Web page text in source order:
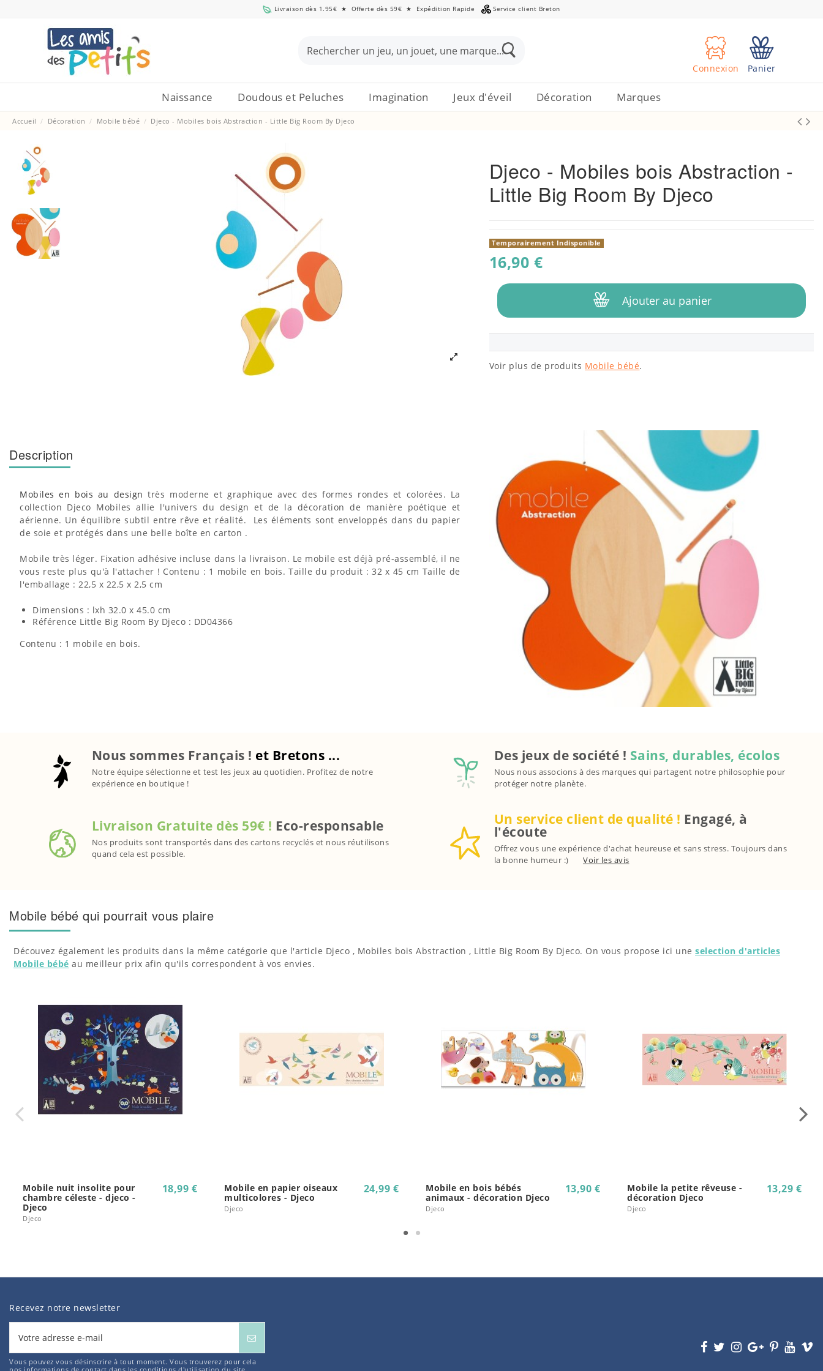
Livraison dès 1.95€ ★ Offerte dès 59€ ★ Expédition Rapide Service client Breton
Connexion Panier
Naissance Doudous et Peluches Imagination Jeux d'éveil Décoration Marques
Accueil Décoration Mobile bébé Djeco - Mobiles bois Abstraction - Little Big Room By Djeco
Djeco - Mobiles bois Abstraction -
Little Big Room By Djeco
Temporairement Indisponible
16,90 €
Ajouter au panier
Voir plus de produits Mobile bébé.
Description
Mobiles en bois au design très moderne et graphique avec des formes rondes et colorées. La
collection Djeco Mobiles allie l'univers du design et de la décoration de manière poétique et
aérienne. Un équilibre subtil entre rêve et réalité. Les éléments sont enveloppés dans du papier
de soie et protégés dans une belle boîte en carton .
Mobile très léger. Fixation adhésive incluse dans la livraison. Le mobile est déjà pré-assemblé, il ne
vous reste plus qu'à l'attacher ! Contenu : 1 mobile en bois. Taille du produit : 32 x 45 cm Taille de
l'emballage : 22,5 x 22,5 x 2,5 cm
Dimensions : lxh 32.0 x 45.0 cm
Référence Little Big Room By Djeco : DD04366
Contenu : 1 mobile en bois.
Nous sommes Français ! et Bretons ...
Notre équipe sélectionne et test les jeux au quotidien. Profitez de notre
expérience en boutique !
Des jeux de société ! Sains, durables, écolos
Nous nous associons à des marques qui partagent notre philosophie pour
protéger notre planète.
Livraison Gratuite dès 59€ ! Eco-responsable
Nos produits sont transportés dans des cartons recyclés et nous réutilisons
quand cela est possible.
Un service client de qualité ! Engagé, à
l'écoute
Offrez vous une expérience d'achat heureuse et sans stress. Toujours dans
la bonne humeur :)
Voir les avis
Mobile bébé qui pourrait vous plaire
Découvez également les produits dans la même catégorie que l'article Djeco , Mobiles bois Abstraction , Little Big Room By Djeco. On vous propose ici une selection d'articles
Mobile bébé au meilleur prix afin qu'ils correspondent à vos envies.
Mobile nuit insolite pour
chambre céleste - djeco -
Djeco
Djeco
18,99 €
Mobile en papier oiseaux
multicolores - Djeco
Djeco
24,99 €
Mobile en bois bébés
animaux - décoration Djeco
Djeco
13,90 €
Mobile la petite rêveuse -
décoration Djeco
Djeco
13,29 €
Recevez notre newsletter
Vous pouvez vous désinscrire à tout moment. Vous trouverez pour cela